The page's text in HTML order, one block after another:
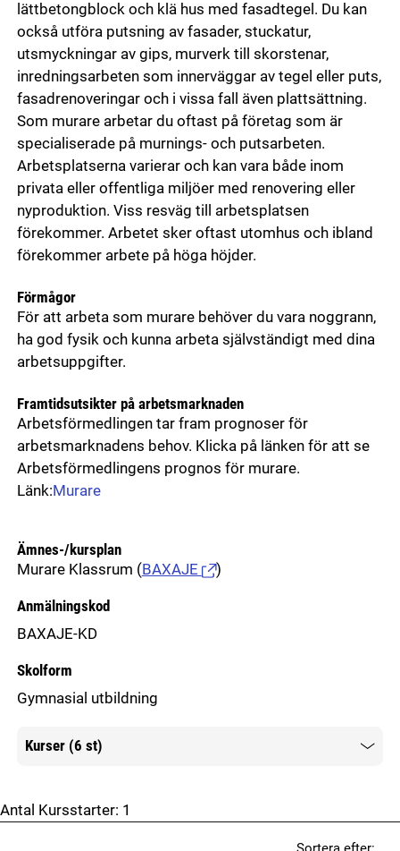
lättbetongblock och klä hus med fasadtegel. Du kan
också utföra putsning av fasader, stuckatur,
utsmyckningar av gips, murverk till skorstenar,
inredningsarbeten som innerväggar av tegel eller puts,
fasadrenoveringar och i vissa fall även plattsättning.
Som murare arbetar du oftast på företag som är
specialiserade på murnings- och putsarbeten.
Arbetsplatserna varierar och kan vara både inom
privata eller offentliga miljöer med renovering eller
nyproduktion. Viss resväg till arbetsplatsen
förekommer. Arbetet sker oftast utomhus och ibland
förekommer arbete på höga höjder.
Förmågor
För att arbeta som murare behöver du vara noggrann,
ha god fysik och kunna arbeta självständigt med dina
arbetsuppgifter.
Framtidsutsikter på arbetsmarknaden
Arbetsförmedlingen tar fram prognoser för
arbetsmarknadens behov. Klicka på länken för att se
Arbetsförmedlingens prognos för murare.
Länk:Murare
Ämnes-/kursplan
Murare Klassrum (BAXAJE )
Anmälningskod
BAXAJE-KD
Skolform
Gymnasial utbildning
Kurser (6 st)
Mer information
Antal Kursstarter: 1